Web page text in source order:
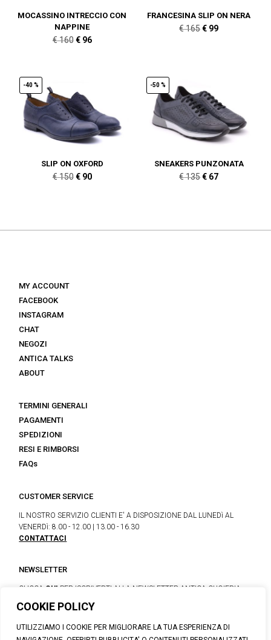
COOKIE POLICY
UTILIZZIAMO I COOKIE PER MIGLIORARE LA TUA ESPERIENZA DI
MOCASSINO INTRECCIO CON
NAPPINE
€160 Il
€ 160.
€96Il
FRANCESINA SLIP ON NERA
€165Il
€ 165.
€ 99Il
-40 %
SLIP ON OXFORD
€150 Il
€90Il
-50 %
SNEAKERS PUNZONATA
€135Il
€ 67Il
MY ACCOUNT
FACEBOOK
INSTAGRAM
CHAT
NEGOZI
ANTICA TALKS
ABOUT
TERMINI GENERALI
PAGAMENTI
SPEDIZIONI
RESI E RIMBORSI
FAQs
CUSTOMER SERVICE
IL NOSTRO SERVIZIO CLIENTI E' A DISPOSIZIONE DAL LUNEDì AL
VENERDì: 8.00 - 12.00 | 13.00 - 16.30
CONTATTACI
NEWSLETTER
CLICCA QUI PER ISCRIVERTI ALLA NEWSLETTER ANTICA CUOIERIA
© 2026 CALZATURIFICIO F.LLI SOLDINI